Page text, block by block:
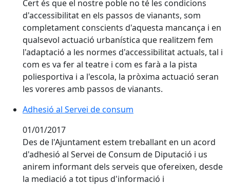
Cert és que el nostre poble no té les condicions
d'accessibilitat en els passos de vianants, som
completament conscients d'aquesta mancança i en
qualsevol actuació urbanística que realitzem fem
l'adaptació a les normes d'accessibilitat actuals, tal i
com es va fer al teatre i com es farà a la pista
poliesportiva i a l'escola, la pròxima actuació seran
les voreres amb passos de vianants.
Adhesió al Servei de consum
Adhesió al Servei de consum
01/01/2017
Des de l'Ajuntament estem treballant en un acord
d'adhesió al Servei de Consum de Diputació i us
anirem informant dels serveis que ofereixen, desde
la mediació a tot tipus d'informació i